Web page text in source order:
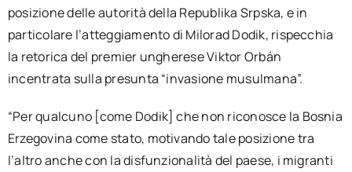
posizione delle autorità della Republika Srpska, e in
particolare l’atteggiamento di Milorad Dodik, rispecchia
la retorica del premier ungherese Viktor Orbán
incentrata sulla presunta “invasione musulmana”.
“Per qualcuno [come Dodik] che non riconosce la Bosnia
Erzegovina come stato, motivando tale posizione tra
l’altro anche con la disfunzionalità del paese, i migranti